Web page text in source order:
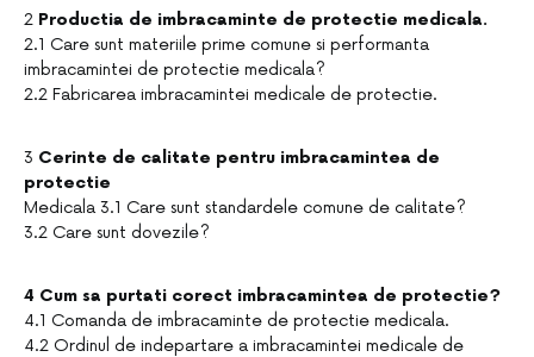
2 Productia de imbracaminte de protectie medicala.
2.1 Care sunt materiile prime comune si performanta
imbracamintei de protectie medicala?
2.2 Fabricarea imbracamintei medicale de protectie.
3 Cerinte de calitate pentru imbracamintea de
protectie
Medicala 3.1 Care sunt standardele comune de calitate?
3.2 Care sunt dovezile?
4 Cum sa purtati corect imbracamintea de protectie?
4.1 Comanda de imbracaminte de protectie medicala.
4.2 Ordinul de indepartare a imbracamintei medicale de